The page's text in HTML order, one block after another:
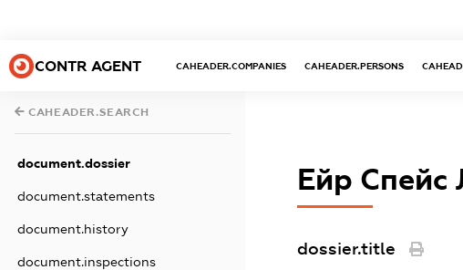
CONTR AGENT CAHEADER.COMPANIES CAHEADER.PERSONS
CAHEADER.SEARCH
document.dossier
document.statements
document.history
document.inspections
Ейр Спейс
dossier.title